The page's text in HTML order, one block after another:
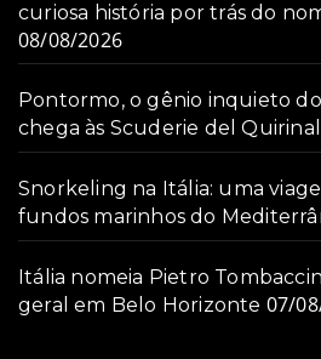
curiosa história por trás do
08/08/2026
Pontormo, o gênio inquieto
chega às Scuderie del
Snorkeling na Itália: uma
fundos marinhos do
Itália nomeia Pietro
geral em Belo Horizonte 07/